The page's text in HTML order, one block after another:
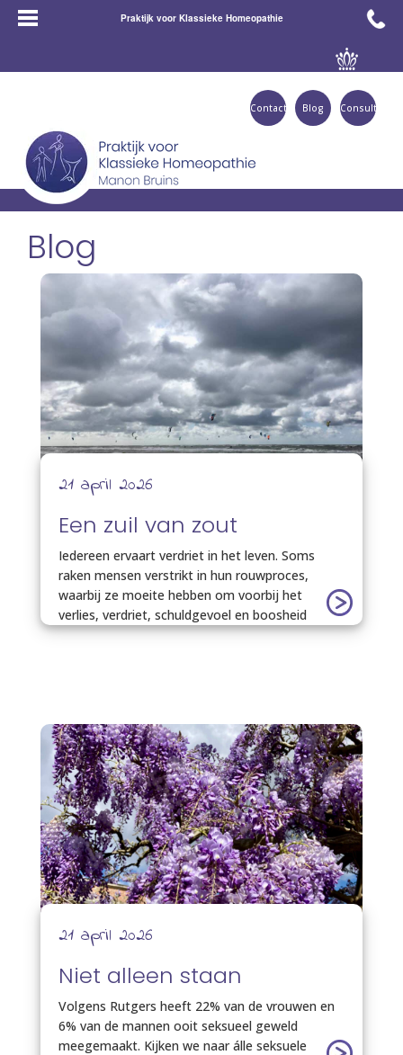
Praktijk voor Klassieke Homeopathie
Consult
Blog
Contact
Blog
21 april 2026
Een zuil van zout
Iedereen ervaart verdriet in het leven. Soms
raken mensen verstrikt in hun rouwproces,
waarbij ze moeite hebben om voorbij het
verlies, verdriet, schuldgevoel en boosheid
21 april 2026
Niet alleen staan
Volgens Rutgers heeft 22% van de vrouwen en
6% van de mannen ooit seksueel geweld
meegemaakt. Kijken we naar álle seksuele